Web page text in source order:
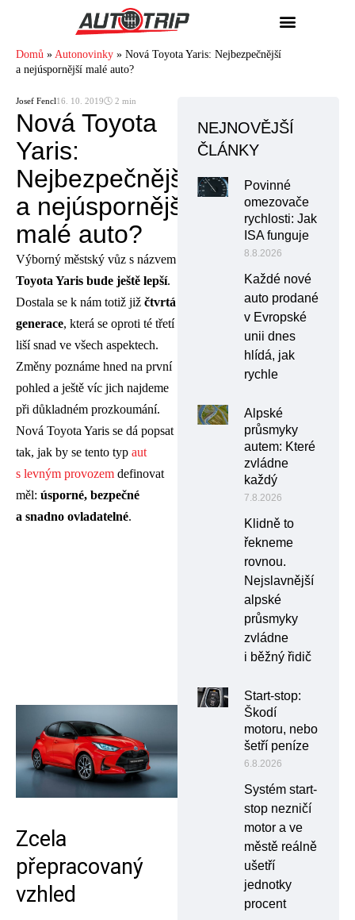
Domů » Autonovinky » Nová Toyota Yaris: Nejbezpečnější
a nejúspornější malé auto?
Josef Fencl16. 10. 2019🕓 2 min
Nová Toyota
Yaris:
Nejbezpečnější
a nejúspornější
malé auto?
Výborný městský vůz s názvem
Toyota Yaris bude ještě lepší.
Dostala se k nám totiž již čtvrtá
generace, která se oproti té třetí
liší snad ve všech aspektech.
Změny poznáme hned na první
pohled a ještě víc jich najdeme
při důkladném prozkoumání.
Nová Toyota Yaris se dá popsat
tak, jak by se tento typ aut
s levným provozem definovat
měl: úsporné, bezpečné
a snadno ovladatelné.
Zcela
přepracovaný
vzhled
NEJNOVĚJŠÍ
ČLÁNKY
Povinné
omezovače
rychlosti: Jak
ISA funguje
8.8.2026
Každé nové
auto prodané
v Evropské
unii dnes
hlídá, jak
rychle
Alpské
průsmyky
autem: Které
zvládne
každý
7.8.2026
Klidně to
řekneme
rovnou.
Nejslavnější
alpské
průsmyky
zvládne
i běžný řidič
Start-stop:
Škodí
motoru, nebo
šetří peníze
6.8.2026
Systém start-
stop nezničí
motor a ve
městě reálně
ušetří
jednotky
procent